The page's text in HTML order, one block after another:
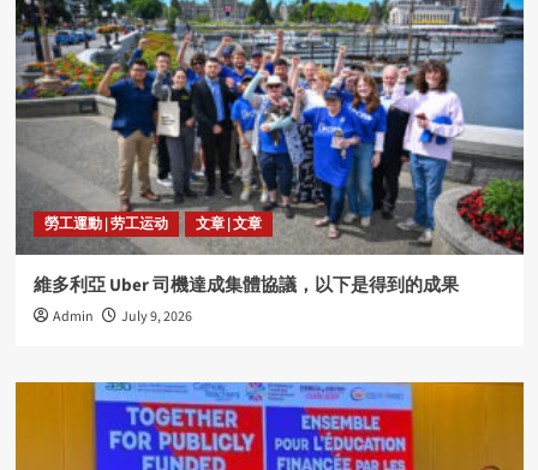
勞工運動 | 劳工运动 文章 | 文章
維多利亞 Uber 司機達成集體協議，以下是得到的成果
Admin July 9, 2026